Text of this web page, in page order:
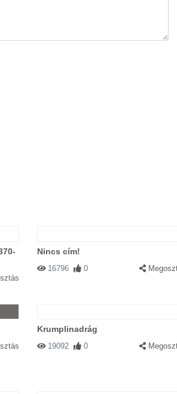
Nincs cím!
16796 0
Krumplinadrág
19092 0